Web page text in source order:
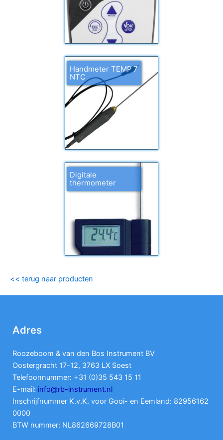
Handmeter TEMP 7
NTC
Digitale
thermometer
<< terug naar producten
Adres
Roozeboom & van den Bos Instrument BV
Oostergracht 17-12, 3763 LX Soest
Telefoonnummer: +31 (0)35 543 15 11
E-mail: info@rb-instrument.nl
Inschrijfnummer K.v.K. voor Gooi- en Eemland: 82956162
0000
BTW nummer: NL862669728B01